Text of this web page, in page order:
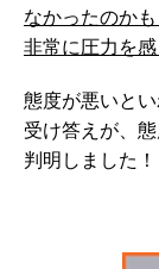
なかったのか
非常に圧力を
態度が悪いと
受け答えが、
判明しました！